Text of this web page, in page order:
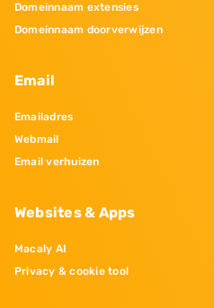
Domeinnaam extensies
Domeinnaam doorverwijzen
Email
Emailadres
Webmail
Email verhuizen
Websites & Apps
Macaly AI
Privacy & cookie tool